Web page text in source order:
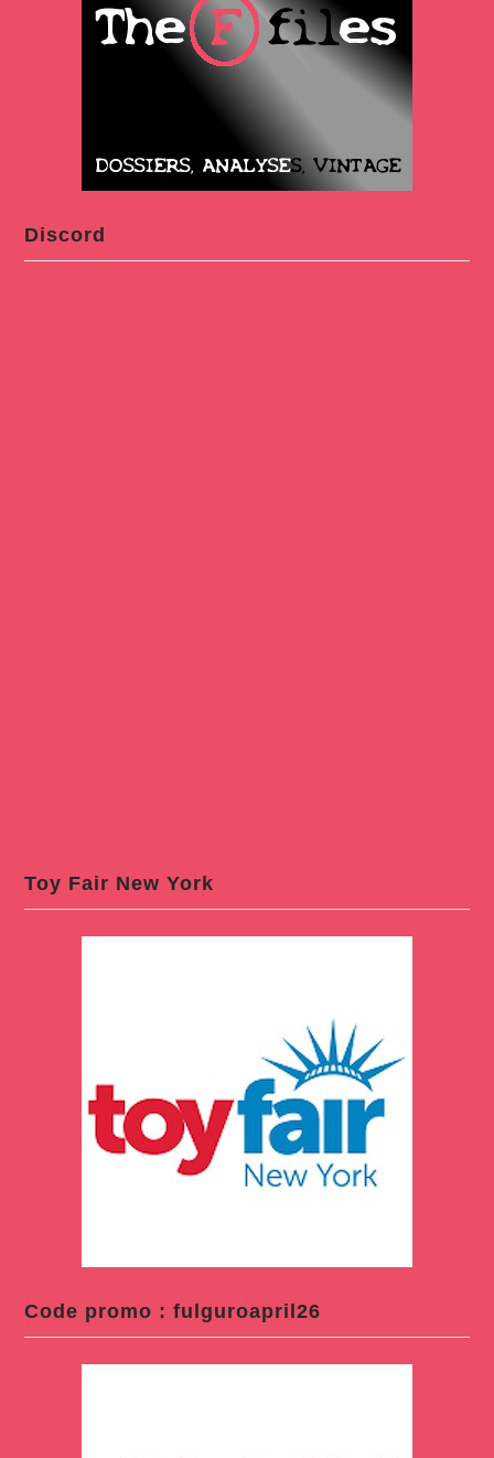
Discord
Toy Fair New York
Code promo : fulguroapril26